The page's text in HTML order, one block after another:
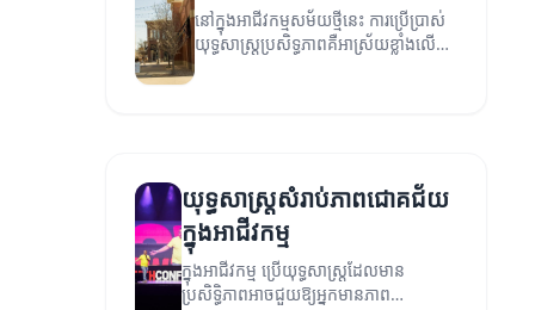
នៅក្នុងអាជីវកម្មសម័យថ្មីនេះ ការប្រើប្រាស់
យុទ្ធសាស្ត្រប្រសិទ្ធភាពគឺអាស្រ័យខ្លាំងលើការ
យុទ្ធសាស្ត្រសំរាប់ភាពជោគជ័យ
ក្នុងអាជីវកម្ម
ក្នុងអាជីវកម្ម ប្រើយុទ្ធសាស្ត្រដែលមាន
ប្រសិទ្ធិភាពអាចជួយឱ្យអ្នកមានភាព